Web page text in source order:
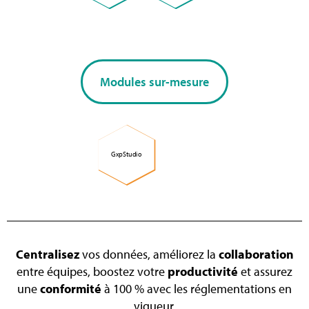
Modules sur-mesure
GxpStudio
Centralisezvos données, améliorez la collaboration
entre équipes, boostez votre productivité et assurez
uneconformité à 100 % avec les réglementations en